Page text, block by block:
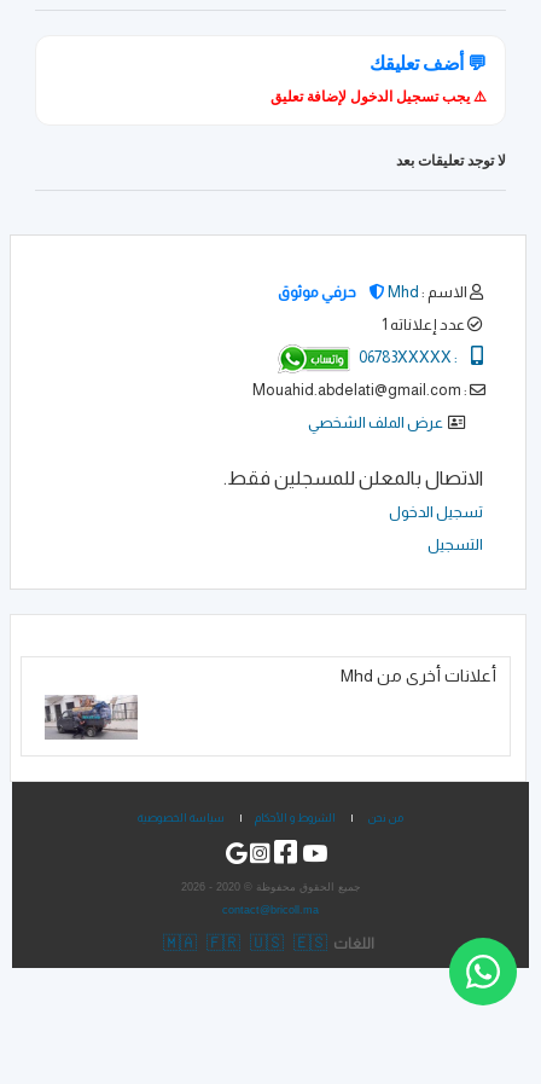
💬 أضف تعليقك
⚠️ يجب تسجيل الدخول لإضافة تعليق
لا توجد تعليقات بعد
الاسم : Mhd
حرفي موثوق
عدد إعلاناته 1
:
06783XXXXX
: Mouahid.abdelati@gmail.com
عرض الملف الشخصي
الاتصال بالمعلن للمسجلين فقط.
تسجيل الدخول
التسجيل
أعلانات أخرى من Mhd
من نحن | الشروط و الأحكام | سياسة الخصوصية
جميع الحقوق محفوظة © 2020 - 2026
contact@bricoll.ma
اللغات 🇲🇦 🇫🇷 🇺🇸 🇪🇸